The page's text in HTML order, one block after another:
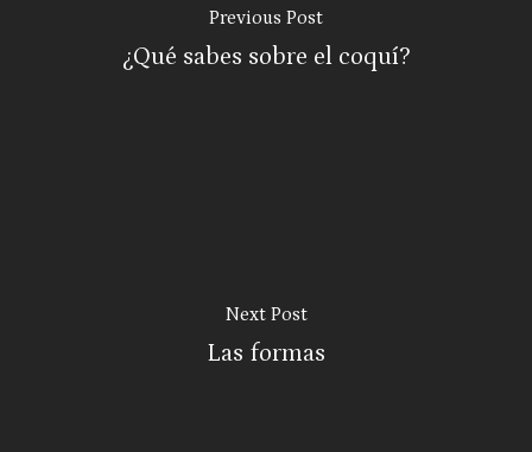
Previous Post
¿Qué sabes sobre el coquí?
Next Post
Las formas